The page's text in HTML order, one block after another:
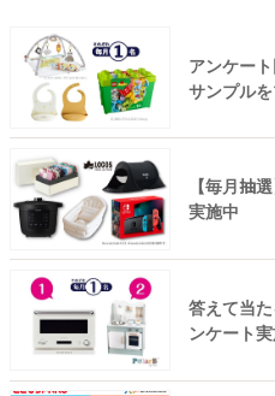
アンケー
サンプル
【毎月抽
実施中
答えて当
ンケート